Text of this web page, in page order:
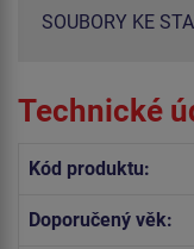
SOUBORY KE
Technické
Kód produktu:
Doporučený věk: